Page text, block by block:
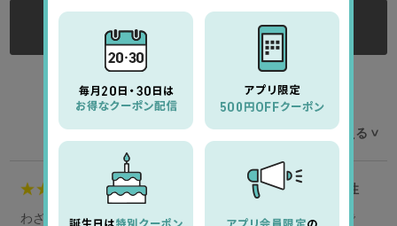
ログイン後にレビューをご記入ください
レビューを並べ替える >
5 くまあらた様 女性
わざとらしくなく自然なカラーで顔なじみが良いカラコンで